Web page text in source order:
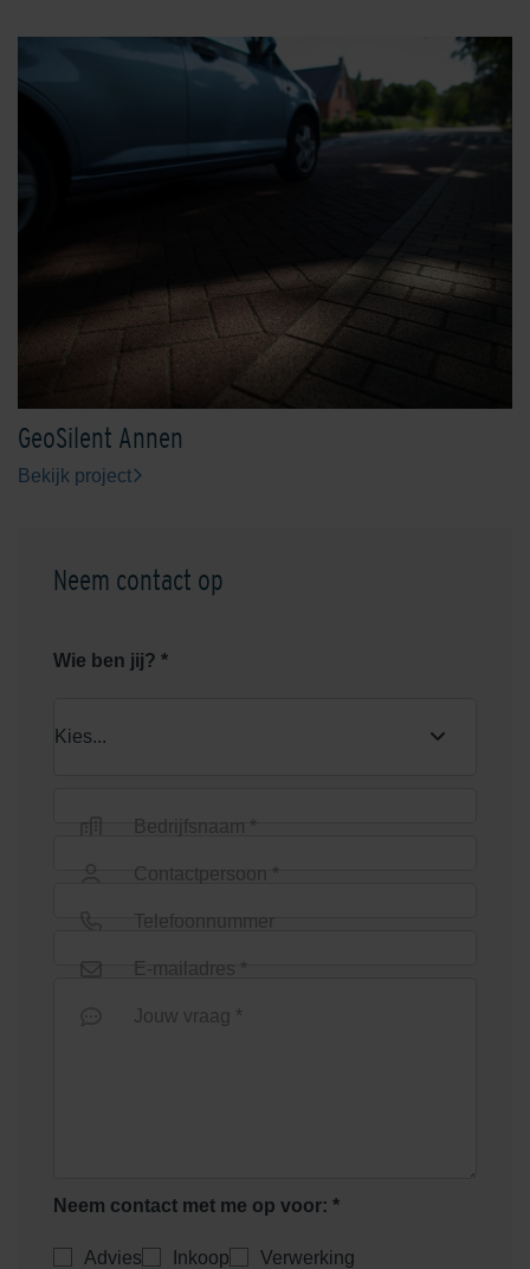
GeoSilent Annen
Bekijk project
Neem contact op
Wie ben jij? *
Bedrijfsnaam *
Contactpersoon *
Telefoonnummer
E-mailadres *
Jouw vraag *
Neem contact met me op voor: *
Advies Inkoop
Verwerking